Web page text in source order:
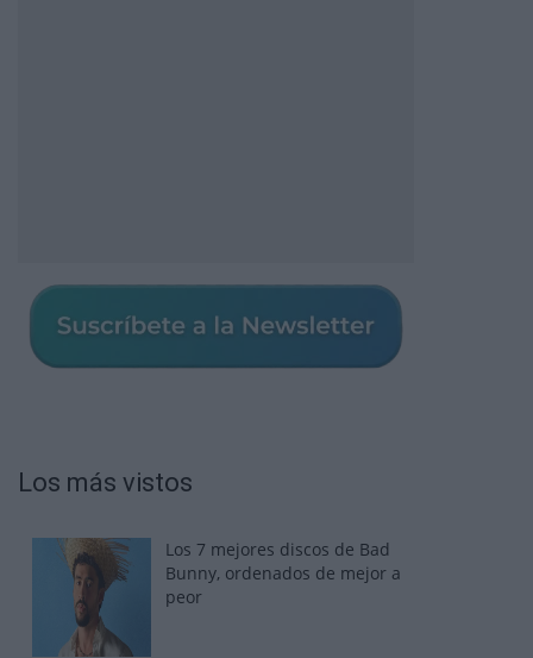
Los más vistos
Los 7 mejores discos de Bad
Bunny, ordenados de mejor a
peor